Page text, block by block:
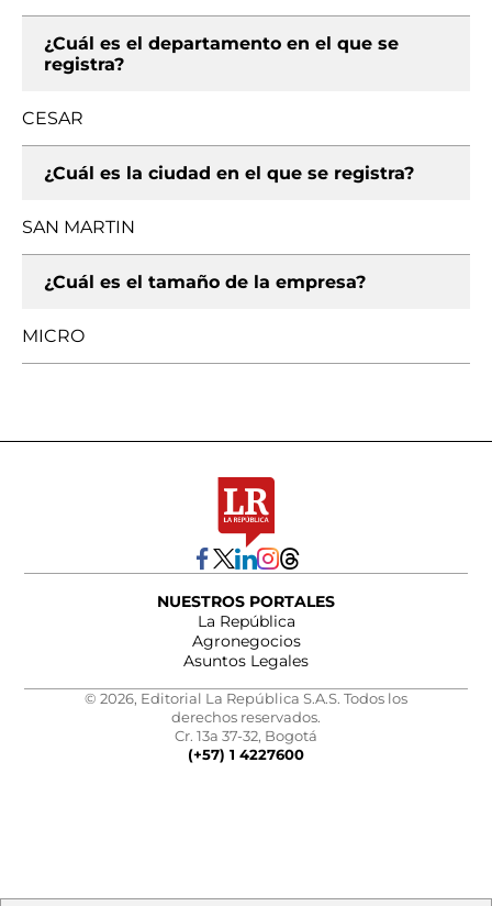
¿Cuál es el departamento en el que se
registra?
CESAR
¿Cuál es la ciudad en el que se registra?
SAN MARTIN
¿Cuál es el tamaño de la empresa?
MICRO
NUESTROS PORTALES
La República
Agronegocios
Asuntos Legales
© 2026, Editorial La República S.A.S. Todos los
derechos reservados.
Cr. 13a 37-32, Bogotá
(+57) 1 4227600